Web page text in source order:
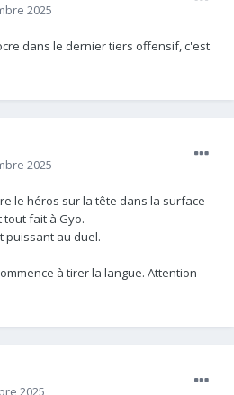
2025
dans le dernier tiers offensif, c'est
2025
le héros sur la tête dans la surface
fait à Gyo.
puissant au duel.
à tirer la langue. Attention
2025